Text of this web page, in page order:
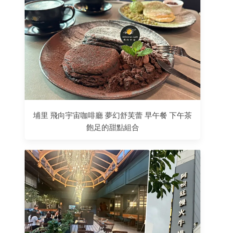
埔里 飛向宇宙咖啡廳 夢幻舒芙蕾 早午餐 下午茶
飽足的甜點組合